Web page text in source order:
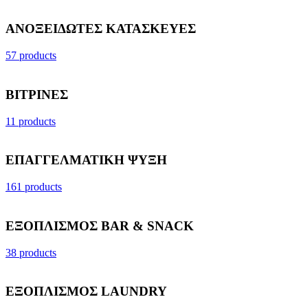
ΑΝΟΞΕΙΔΩΤΕΣ ΚΑΤΑΣΚΕΥΕΣ
57 products
ΒΙΤΡΙΝΕΣ
11 products
ΕΠΑΓΓΕΛΜΑΤΙΚΗ ΨΥΞΗ
161 products
ΕΞΟΠΛΙΣΜΟΣ BAR & SNACK
38 products
ΕΞΟΠΛΙΣΜΟΣ LAUNDRY